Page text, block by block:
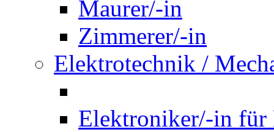
Maurer/-in
Zimmerer/-in
Elektrotechnik /
Elektroniker/-in für